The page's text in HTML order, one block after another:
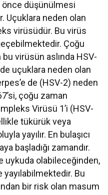
önce düşünülmesi
Uçuklara neden olan
virüsüdür. Bu virüs
Çoğu
virüsün aslında HSV-
uçuklara neden olan
de (HSV-2) neden
çoğu zaman
Virüsü 1’i (HSV-
tükürük veya
yayılır. En bulaşıcı
başladığı zamandır.
uykuda olabileceğinden,
Bu
bir risk olan masum